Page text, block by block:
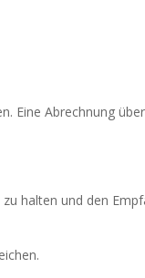
Eine Abrechnung
halten und den